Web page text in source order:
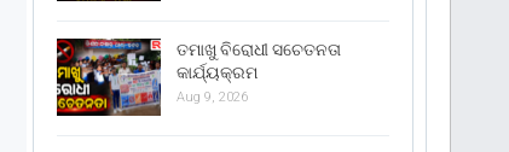
ତମାଖୁ ବିରୋଧୀ ସଚେତନତା
କାର୍ଯ୍ୟକ୍ରମ
Aug 9, 2026